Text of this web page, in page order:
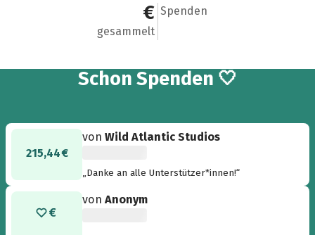
51.400 €
gesammelt
798
Spenden
Schon 798
Spenden 🤍
215,44 €
vonWild Atlantic Studios
„Danke an alle Unterstützer*innen!“
vonAnonym